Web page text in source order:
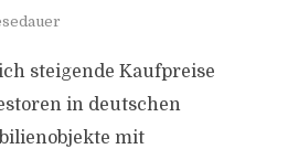
steigende Kaufpreise
in deutschen
mit